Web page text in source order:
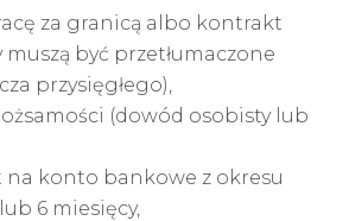
za granicą albo kontrakt
być przetłumaczone
przysięgłego),
(dowód osobisty lub
na konto bankowe z okresu
6 miesięcy,